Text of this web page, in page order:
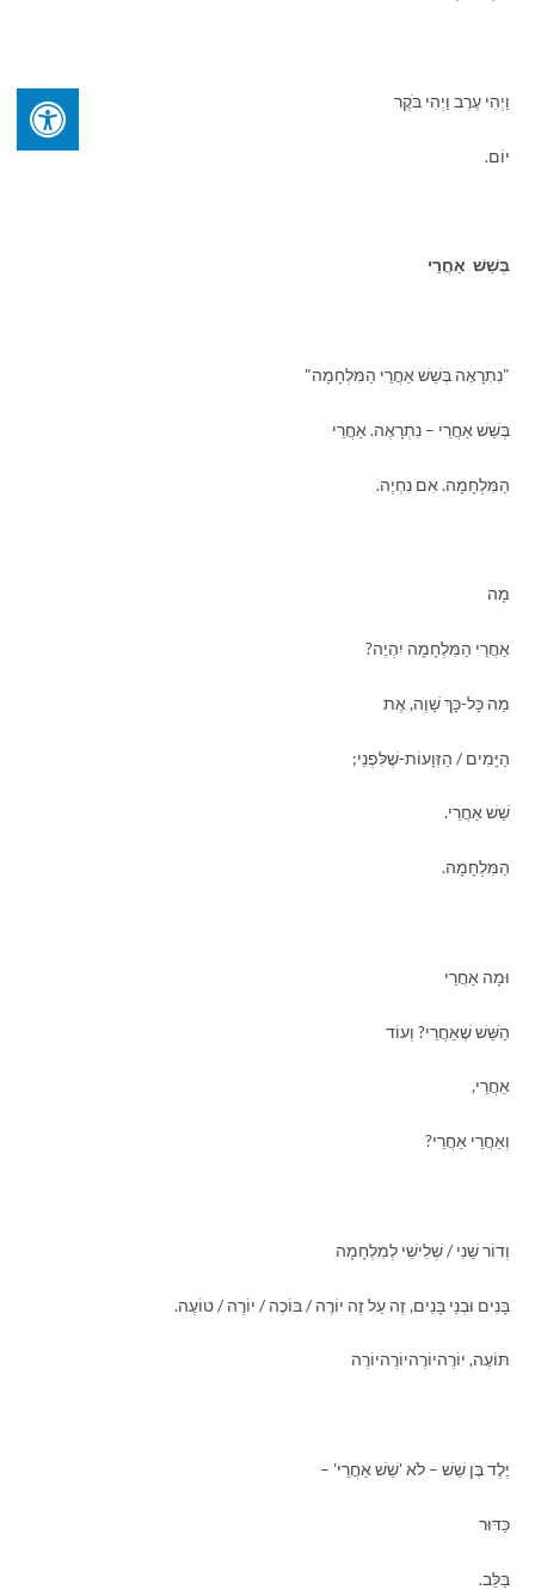
וַיְהִי עֶרֶב וַיְהִי בֹּקֶר
יוֹם.
בְּשֵׁשׁ אַחֲרֵי
"נִתְרָאֶה בְּשֵׁשׁ אַחֲרֵי הַמִּלְחָמָה"
בְּשֵׁשׁ אַחֲרֵי – נִתְרָאֶה. אַחֲרֵי
הַמִּלְחָמָה. אִם נִחְיֶה.
מָה
אַחֲרֵי הַמִּלְחָמָה יִהְיֶה?
מַה כָּל-כָּךְ שָׁוֶה, אֶת
הַיָּמִים / הַזְּוָעוֹת-שֶׁלִּפְנֵי;
שֵׁשׁ אַחֲרֵי.
הַמִּלְחָמָה.
וּמָה אַחֲרֵי
הַשֵּׁשׁ שֶׁאַחֲרֵי? וְעוֹד
אַחֲרֵי,
וְאַחֲרֵי אַחֲרֵי?
וְדוֹר שֵׁנִי / שְׁלִישִׁי לְמִלְחָמָה
בָּנִים וּבְנֵי בָּנִים, זֶה עַל זֶה יוֹרֶה / בּוֹכֶה / יוֹרֶה / טוֹעֶה.
תּוֹעֶה, יוֹרֶהיוֹרֶהיוֹרֶהיוֹרֶה
יֶלֶד בֶּן שֵׁשׁ – לֹא 'שֵׁשׁ אַחֲרֵי' –
כַּדּוּר
בַּלֵּב.